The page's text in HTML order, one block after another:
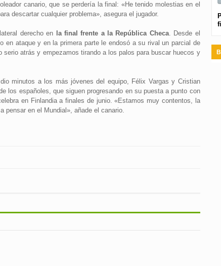
canario, que se perdería la final: «He tenido molestias en el
descartar cualquier problema», asegura el jugador.
derecho en la final frente a la República Checa. Desde el
en ataque y en la primera parte le endosó a su rival un parcial de
atrás y empezamos tirando a los palos para buscar huecos y
minutos a los más jóvenes del equipo, Félix Vargas y Cristian
los españoles, que siguen progresando en su puesta a punto con
en Finlandia a finales de junio. «Estamos muy contentos, la
pensar en el Mundial», añade el canario.